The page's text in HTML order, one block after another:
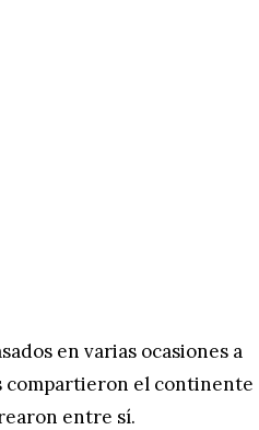
​​en varias ocasiones a
compartieron el continente
entre sí.